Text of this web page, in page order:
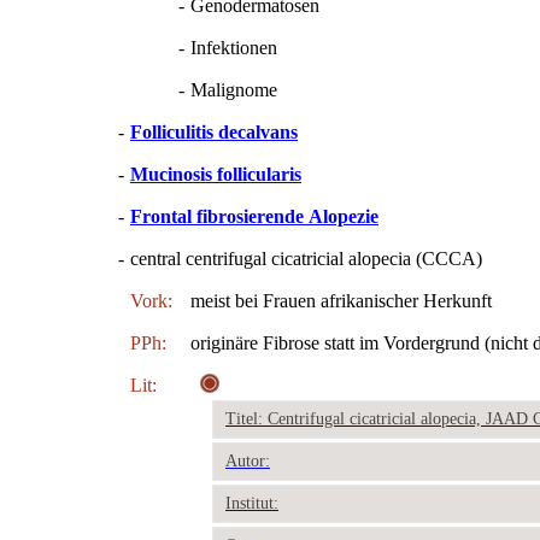
- Genodermatosen
- Infektionen
- Malignome
- Folliculitis decalvans
- Mucinosis follicularis
- Frontal fibrosierende Alopezie
- central centrifugal cicatricial alopecia (CCCA)
Vork: meist bei Frauen afrikanischer Herkunft
PPh: originäre Fibrose statt im Vordergrund (nicht
Lit:
Titel: Centrifugal cicatricial alopecia, JAAD
Autor:
Institut: